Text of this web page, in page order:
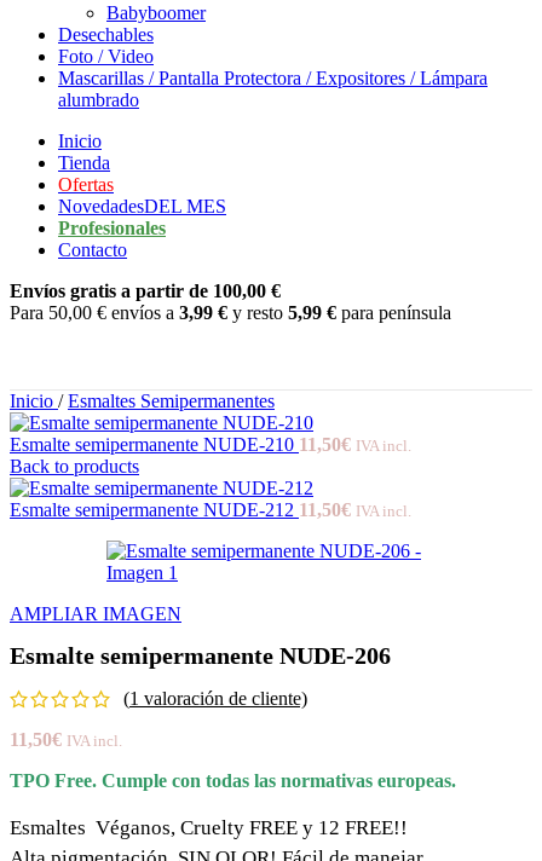
Babyboomer
Desechables
Foto / Video
Mascarillas / Pantalla Protectora / Expositores / Lámpara
alumbrado
Inicio
Tienda
Ofertas
NovedadesDEL MES
Profesionales
Contacto
Envíos gratis a partir de 100,00 €
Para 50,00 € envíos a 3,99 € y resto 5,99 € para península
Inicio / Esmaltes Semipermanentes
Esmalte semipermanente NUDE-210 11,50€ IVA incl.
Back to products
Esmalte semipermanente NUDE-212 11,50€ IVA incl.
AMPLIAR IMAGEN
Esmalte semipermanente NUDE-206
(1 valoración de cliente)
11,50€ IVA incl.
TPO Free. Cumple con todas las normativas europeas.
Esmaltes Véganos, Cruelty FREE y 12 FREE!!